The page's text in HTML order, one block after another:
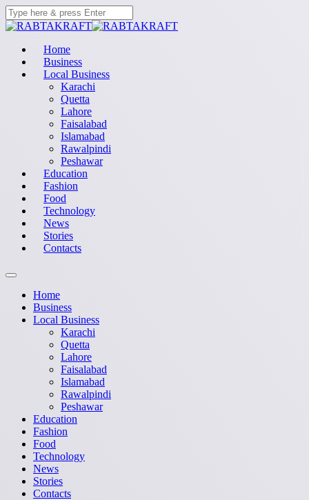
Home
Business
Local Business
Karachi
Quetta
Lahore
Faisalabad
Islamabad
Rawalpindi
Peshawar
Education
Fashion
Food
Technology
News
Stories
Contacts
Home
Business
Local Business
Karachi
Quetta
Lahore
Faisalabad
Islamabad
Rawalpindi
Peshawar
Education
Fashion
Food
Technology
News
Stories
Contacts